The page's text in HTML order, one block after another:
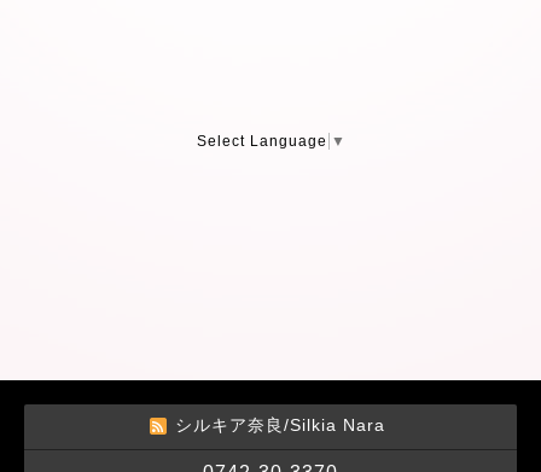
Select Language ▼
シルキア奈良/Silkia Nara